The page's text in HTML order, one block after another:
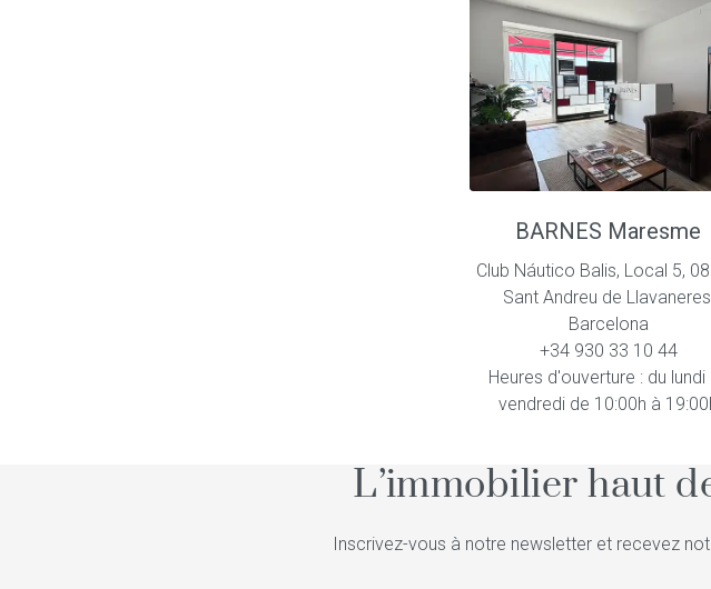
BARNES Maresme
Club Náutico Balis, Local 5,
Sant Andreu de
Barcelona
+34 930 33 10 44
Heures d'ouverture : du lundi
vendredi de 10:00h à
L’immobilier haut
Inscrivez-vous à notre newsletter et recevez